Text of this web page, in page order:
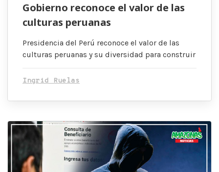
Gobierno reconoce el valor de las
culturas peruanas
Presidencia del Perú reconoce el valor de las
culturas peruanas y su diversidad para construir
Ingrid Ruelas